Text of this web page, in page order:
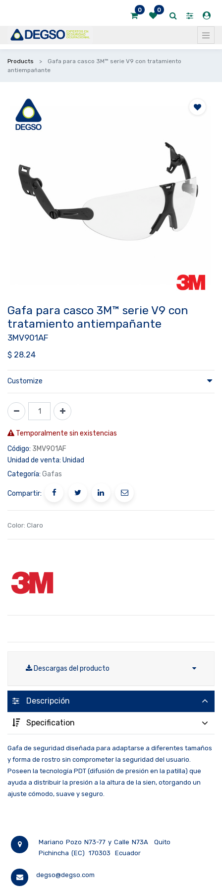
0 0
Products
Gafa para casco 3M™ serie V9 con tratamiento
antiempañante
Gafa para casco 3M™ serie V9 con
tratamiento antiempañante
3MV901AF
$ 28.24
Customize
Temporalmente sin existencias
Código: 3MV901AF
Unidad de venta: Unidad
Categoría: Gafas
Compartir:
Color: Claro
Descargas del producto
Descripción
Specification
Gafa de seguridad diseñada para adaptarse a diferentes tamaños
y forma de rostro sin comprometer la seguridad del usuario.
Poseen la tecnología PDT (difusión de presión en la patilla) que
ayuda a distribuir la presión a la altura de la sien, otorgando un
ajuste cómodo, suave y seguro.
Mariano Pozo N73-77 y Calle N73A
Quito
Pichincha (EC)
170303 Ecuador
degso@degso.com